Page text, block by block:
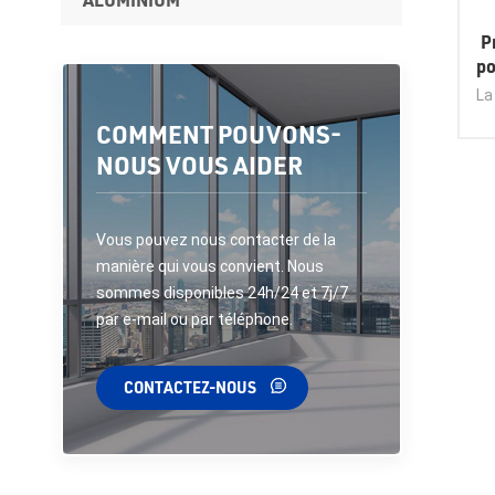
COMMENT POUVONS-
NOUS VOUS AIDER
Vous pouvez nous contacter de la
manière qui vous convient. Nous
sommes disponibles 24h/24 et 7j/7
par e-mail ou par téléphone.
CONTACTEZ-NOUS